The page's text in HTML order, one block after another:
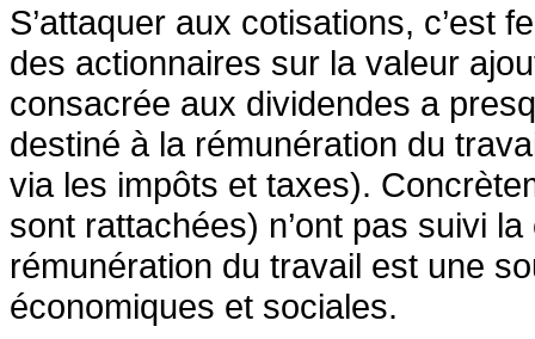
S’attaquer aux cotisations, c’est
des actionnaires sur la valeur
consacrée aux dividendes a
destiné à la rémunération du
via les impôts et taxes).
sont rattachées) n’ont pas suivi
rémunération du travail est une
économiques et sociales.